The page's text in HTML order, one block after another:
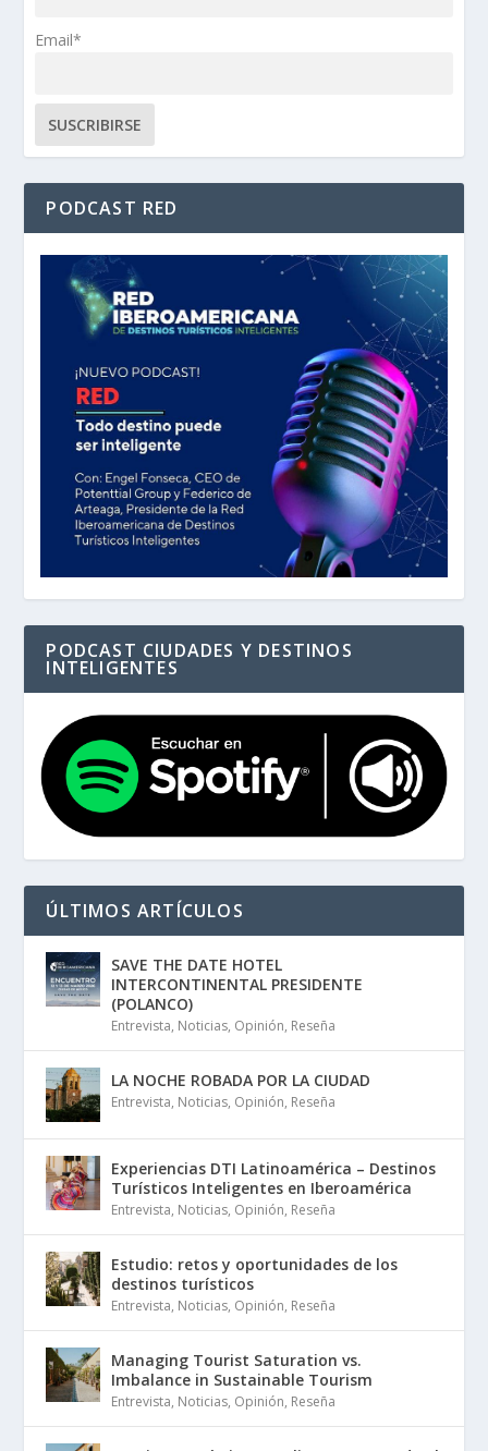
Email*
PODCAST RED
PODCAST CIUDADES Y DESTINOS
INTELIGENTES
ÚLTIMOS ARTÍCULOS
SAVE THE DATE HOTEL
INTERCONTINENTAL PRESIDENTE
(POLANCO)
Entrevista, Noticias, Opinión, Reseña
LA NOCHE ROBADA POR LA CIUDAD
Entrevista, Noticias, Opinión, Reseña
Experiencias DTI Latinoamérica – Destinos
Turísticos Inteligentes en Iberoamérica
Entrevista, Noticias, Opinión, Reseña
Estudio: retos y oportunidades de los
destinos turísticos
Entrevista, Noticias, Opinión, Reseña
Managing Tourist Saturation vs.
Imbalance in Sustainable Tourism
Entrevista, Noticias, Opinión, Reseña